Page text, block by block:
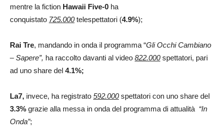
mentre la fiction Hawaii Five-0 ha
conquistato 725.000 telespettatori (4.9%);
Rai Tre, mandando in onda il programma “Gli Occhi Cambiano
– Sapere”, ha raccolto davanti al video 822.000 spettatori, pari
ad uno share del 4.1%;
La7, invece, ha registrato 592.000 spettatori con uno share del
3.3% grazie alla messa in onda del programma di attualità “In
Onda”;